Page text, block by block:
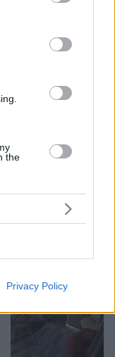
party tags to
in below Google
the
Privacy Policy